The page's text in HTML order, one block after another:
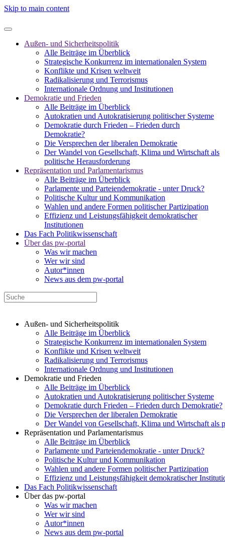
Skip to main content
Außen- und Sicherheitspolitik
Alle Beiträge im Überblick
Strategische Konkurrenz im internationalen System
Konflikte und Krisen weltweit
Radikalisierung und Terrorismus
Internationale Ordnung und Institutionen
Demokratie und Frieden
Alle Beiträge im Überblick
Autokratien und Autokratisierung politischer Systeme
Demokratie durch Frieden – Frieden durch
Demokratie?
Die Versprechen der liberalen Demokratie
Der Wandel von Gesellschaft, Klima und Wirtschaft als
politische Herausforderung
Repräsentation und Parlamentarismus
Alle Beiträge im Überblick
Parlamente und Parteiendemokratie - unter Druck?
Politische Kultur und Kommunikation
Wahlen und andere Formen politischer Partizipation
Effizienz und Leistungsfähigkeit demokratischer
Institutionen
Das Fach Politikwissenschaft
Über das pw-portal
Was wir machen
Wer wir sind
Autor*innen
News aus dem pw-portal
Außen- und Sicherheitspolitik
Alle Beiträge im Überblick
Strategische Konkurrenz im internationalen System
Konflikte und Krisen weltweit
Radikalisierung und Terrorismus
Internationale Ordnung und Institutionen
Demokratie und Frieden
Alle Beiträge im Überblick
Autokratien und Autokratisierung politischer Systeme
Demokratie durch Frieden – Frieden durch Demokratie?
Die Versprechen der liberalen Demokratie
Der Wandel von Gesellschaft, Klima und Wirtschaft als
Repräsentation und Parlamentarismus
Alle Beiträge im Überblick
Parlamente und Parteiendemokratie - unter Druck?
Politische Kultur und Kommunikation
Wahlen und andere Formen politischer Partizipation
Effizienz und Leistungsfähigkeit demokratischer
Das Fach Politikwissenschaft
Über das pw-portal
Was wir machen
Wer wir sind
Autor*innen
News aus dem pw-portal